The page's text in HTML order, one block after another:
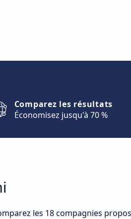
Comparez les résultats
Économisez jusqu'à 70 %
les 18 compagnies